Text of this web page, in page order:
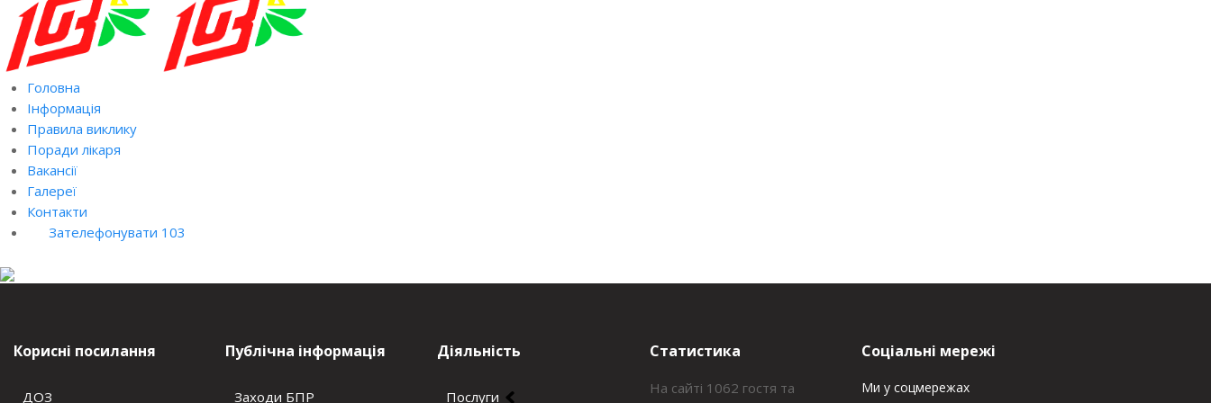
Головна
Інформація
Правила виклику
Поради лікаря
Вакансії
Галереї
Контакти
Зателефонувати 103
Корисні посилання
ДОЗ
Публічна інформація
Заходи БПР
Діяльність
Послуги
Статистика
На сайті 1062 гостя та
Соціальні мережі
Ми у соцмережах